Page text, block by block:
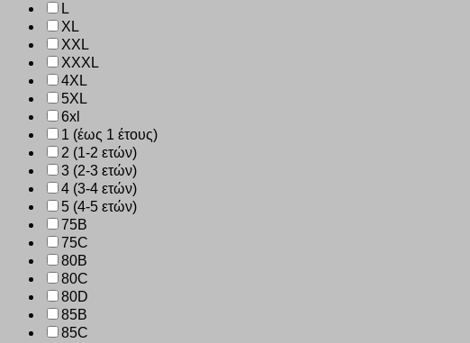
L
XL
XXL
XXXL
4XL
5XL
6xl
1 (έως 1 έτους)
2 (1-2 ετών)
3 (2-3 ετών)
4 (3-4 ετών)
5 (4-5 ετών)
75B
75C
80B
80C
80D
85B
85C